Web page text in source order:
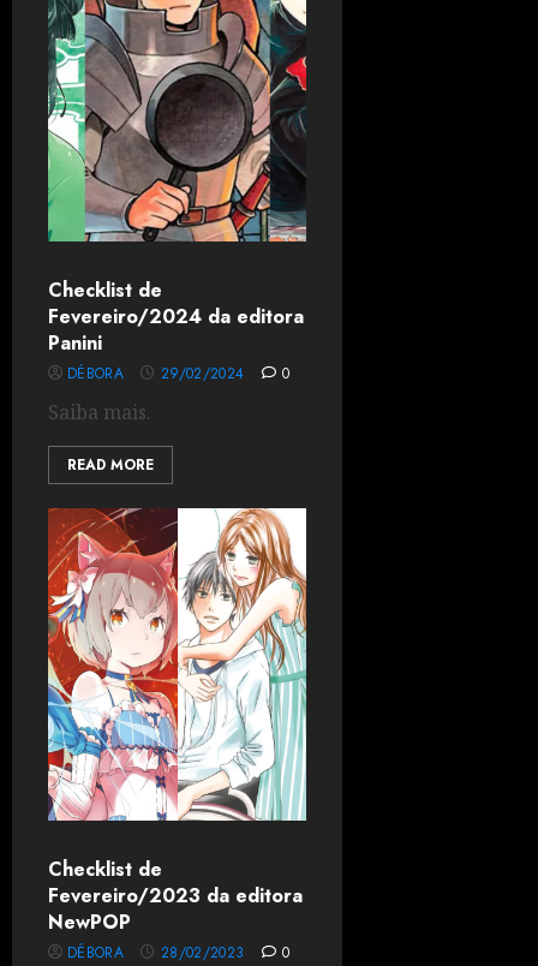
Checklist de
Fevereiro/2024 da editora
Panini
DÉBORA 29/02/2024 0
Saiba mais.
READ MORE
Checklist de
Fevereiro/2023 da editora
NewPOP
DÉBORA 28/02/2023 0